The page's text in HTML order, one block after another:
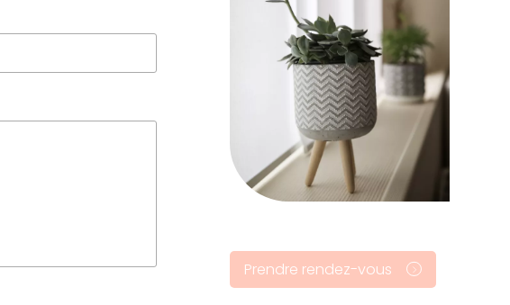
Prendre rendez-vous